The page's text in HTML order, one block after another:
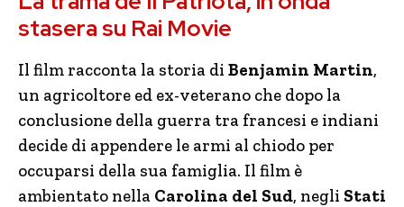
stasera su Rai Movie
Il film racconta la storia di Benjamin Martin,
un agricoltore ed ex-veterano che dopo la
conclusione della guerra tra francesi e indiani
decide di appendere le armi al chiodo per
occuparsi della sua famiglia. Il film è
ambientato nella Carolina del Sud, negli Stati